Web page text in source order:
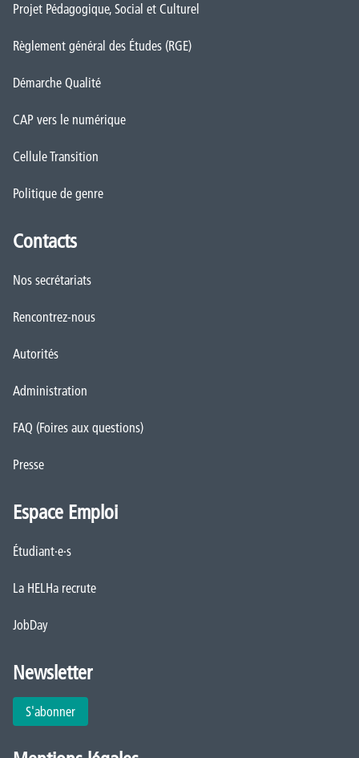
Projet Pédagogique, Social et Culturel
Règlement général des Études (RGE)
Démarche Qualité
CAP vers le numérique
Cellule Transition
Politique de genre
Contacts
Nos secrétariats
Rencontrez-nous
Autorités
Administration
FAQ (Foires aux questions)
Presse
Espace Emploi
Étudiant·e·s
La HELHa recrute
JobDay
Newsletter
S'abonner